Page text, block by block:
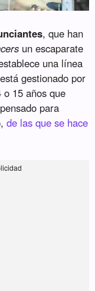
, que han
un escaparate
una línea
gestionado por
15 años que
para
de las que se hace